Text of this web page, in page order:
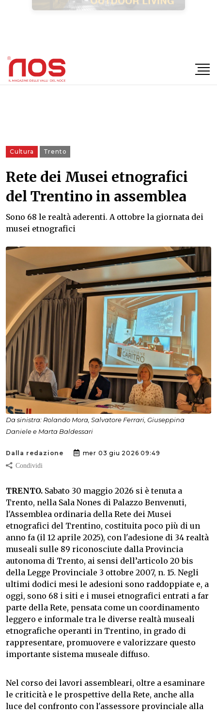
×
Cultura Trento
Rete dei Musei etnografici
del Trentino in assemblea
Sono 68 le realtà aderenti. A ottobre la giornata dei
musei etnografici
Da sinistra: Rolando Mora, Salvatore Ferrari, Giuseppina
Daniele e Marta Baldessari
Dalla redazione mer 03 giu 2026 09:49
TRENTO. Sabato 30 maggio 2026 si è tenuta a
Trento, nella Sala Nones di Palazzo Benvenuti,
l'Assemblea ordinaria della Rete dei Musei
etnografici del Trentino, costituita poco più di un
anno fa (il 12 aprile 2025), con l'adesione di 34 realtà
museali sulle 89 riconosciute dalla Provincia
autonoma di Trento, ai sensi dell’articolo 20 bis
della Legge Provinciale 3 ottobre 2007, n. 15. Negli
ultimi dodici mesi le adesioni sono raddoppiate e, a
oggi, sono 68 i siti e i musei etnografici entrati a far
parte della Rete, pensata come un coordinamento
leggero e informale tra le diverse realtà museali
etnografiche operanti in Trentino, in grado di
rappresentare, promuovere e valorizzare questo
importante sistema museale diffuso.
Nel corso dei lavori assembleari, oltre a esaminare
le criticità e le prospettive della Rete, anche alla
luce del confronto con l'assessore provinciale alla